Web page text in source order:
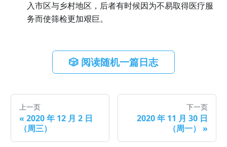
入市区与乡村地区，后者有时候因为不易取得医疗服
务而使筛检更加艰巨。
🎲 阅读随机一篇日志
上一页
« 2020 年 12 月 2 日
（周三）
下一页
2020 年 11 月 30 日
（周一）
»